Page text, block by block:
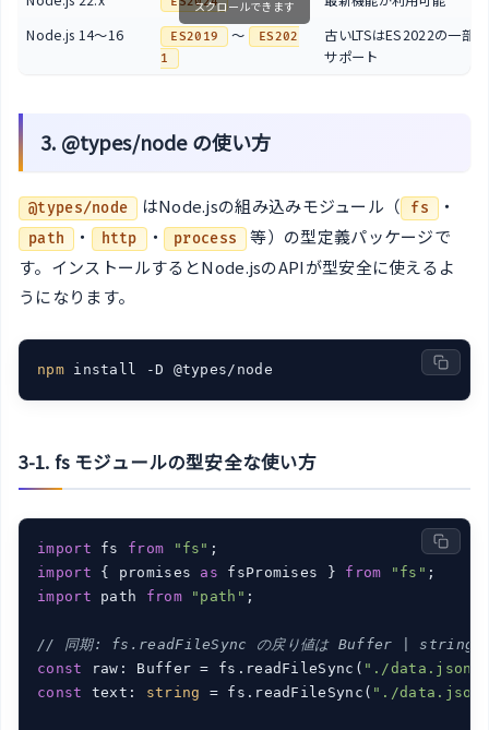
Node.js 14〜16
ES2019 〜
ES202
1
古いLTSはES2022の一部
サポート
スクロールできます
3. @types/node の使い方
@types/node はNode.jsの組み込みモジュール（ fs ・
path ・ http ・ process
等）の型定義パッケージで
す。インストールするとNode.jsのAPIが型安全に使えるよ
うになります。
npm
3-1. fs モジュールの型安全な使い方
import fs from "fs"
import { promises as fsPromises } from "fs"
import path from "path" ;
// 同期: fs.readFileSync の戻り値は Buffer | string
const raw: Buffer = fs.readFileSync( "./data.json"
const text: string = fs.readFileSync( "./